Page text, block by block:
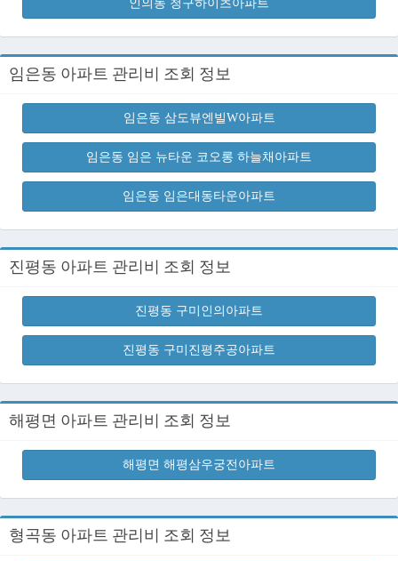
인의동 청구하이츠아파트
임은동 아파트 관리비 조회 정보
임은동 삼도뷰엔빌W아파트
임은동 임은 뉴타운 코오롱 하늘채아파트
임은동 임은대동타운아파트
진평동 아파트 관리비 조회 정보
진평동 구미인의아파트
진평동 구미진평주공아파트
해평면 아파트 관리비 조회 정보
해평면 해평삼우궁전아파트
형곡동 아파트 관리비 조회 정보